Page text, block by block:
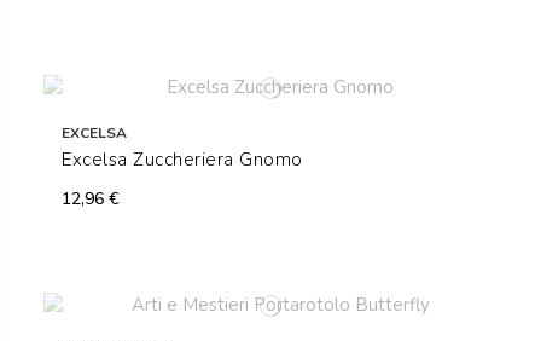
EXCELSA
Excelsa Zuccheriera Gnomo
12,96 €